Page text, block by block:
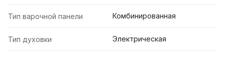
Тип варочной панели Комбинированная
Тип духовки Электрическая